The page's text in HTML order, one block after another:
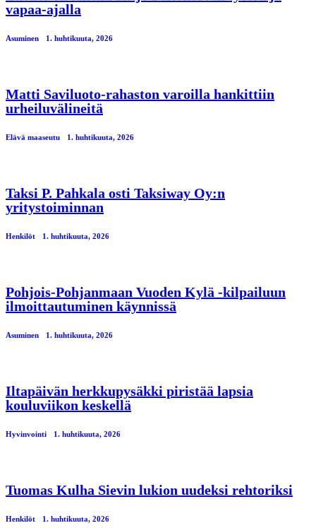
vapaa-ajalla
Asuminen 1. huhtikuuta, 2026
Matti Saviluoto-rahaston varoilla hankittiin
urheiluvälineitä
Elävä maaseutu 1. huhtikuuta, 2026
Taksi P. Pahkala osti Taksiway Oy:n
yritystoiminnan
Henkilöt 1. huhtikuuta, 2026
Pohjois-Pohjanmaan Vuoden Kylä -kilpailuun
ilmoittautuminen käynnissä
Asuminen 1. huhtikuuta, 2026
Iltapäivän herkkupysäkki piristää lapsia
kouluviikon keskellä
Hyvinvointi 1. huhtikuuta, 2026
Tuomas Kulha Sievin lukion uudeksi rehtoriksi
Henkilöt 1. huhtikuuta, 2026